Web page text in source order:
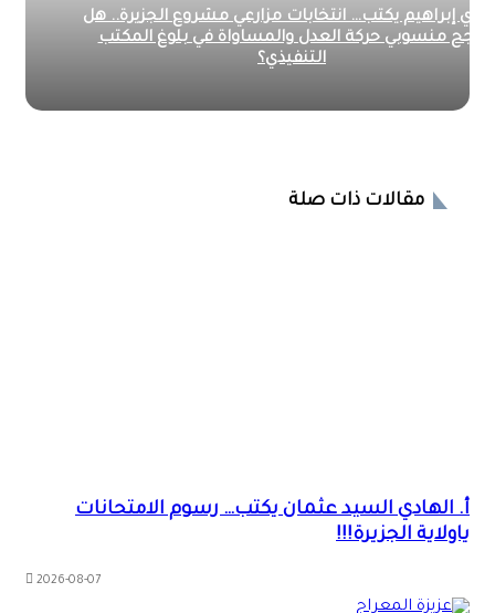
إبراهيم يكتب… انتخابات مزارعي مشروع الجزيرة.. هل
منسوبي حركة العدل والمساواة في بلوغ المكتب
التنفيذي؟
مقالات ذات صلة
أ. الهادي السيد عثمان يكتب… رسوم الامتحانات
ياولاية الجزيرة!!!
2026-08-07